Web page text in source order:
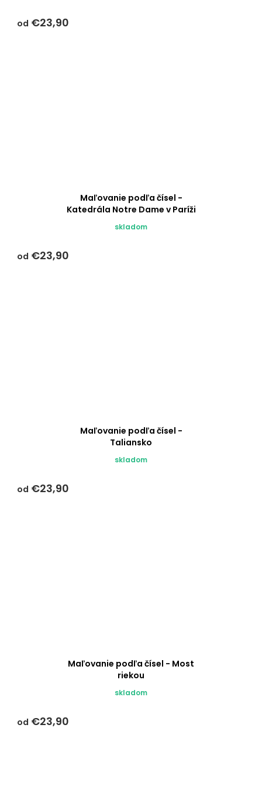
od €23,90
Maľovanie podľa čísel -
Katedrála Notre Dame v Paríži
skladom
od €23,90
Maľovanie podľa čísel -
Taliansko
skladom
od €23,90
Maľovanie podľa čísel - Most
riekou
skladom
od €23,90